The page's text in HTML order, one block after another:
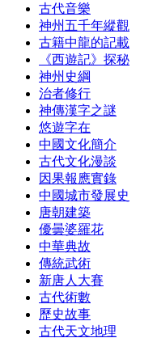
古代音樂
神州五千年縱觀
古籍中龍的記載
《西遊記》探秘
神州史綱
治者修行
神傳漢字之謎
悠遊字在
中國文化簡介
古代文化漫談
因果報應實錄
中國城市發展史
唐朝建築
優曇婆羅花
中華典故
傳統武術
新唐人大賽
古代術數
歷史故事
古代天文地理